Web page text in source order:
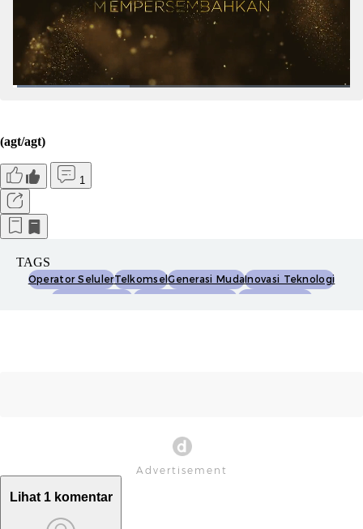
(agt/agt)
1
TAGS
Operator SelulerTelkomselGenerasi MudaInovasi Teknologi
Lihat 1 komentar